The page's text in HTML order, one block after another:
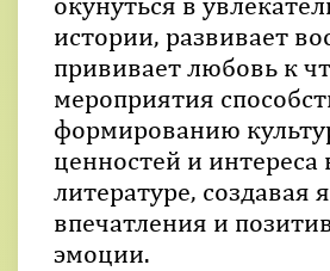
истории, развивает
прививает любовь к
мероприятия
формированию
ценностей и интереса
литературе, создавая
впечатления и
эмоции.